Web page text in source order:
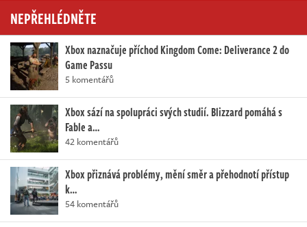
NEPŘEHLÉDNĚTE
Xbox naznačuje příchod Kingdom Come: Deliverance 2 do
Game Passu
5 komentářů
Xbox sází na spolupráci svých studií. Blizzard pomáhá s
Fable a…
42 komentářů
Xbox přiznává problémy, mění směr a přehodnotí přístup
k…
54 komentářů